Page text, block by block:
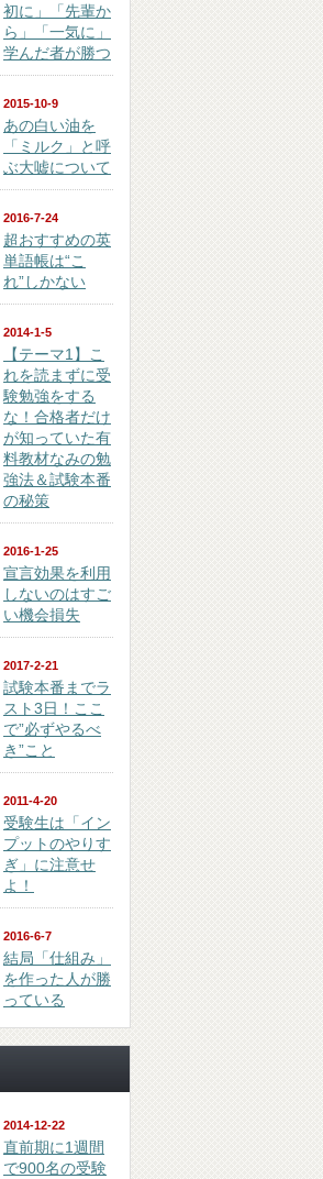
初に」「先輩か
ら」「一気に」
学んだ者が勝つ
2015-10-9
あの白い油を
「ミルク」と呼
ぶ大嘘について
2016-7-24
超おすすめの英
単語帳は“こ
れ”しかない
2014-1-5
【テーマ1】こ
れを読まずに受
験勉強をする
な！合格者だけ
が知っていた有
料教材なみの勉
強法＆試験本番
の秘策
2016-1-25
宣言効果を利用
しないのはすご
い機会損失
2017-2-21
試験本番までラ
スト3日！ここ
で”必ずやるべ
き”こと
2011-4-20
受験生は「イン
プットのやりす
ぎ」に注意せ
よ！
2016-6-7
結局「仕組み」
を作った人が勝
っている
2014-12-22
直前期に1週間
で900名の受験